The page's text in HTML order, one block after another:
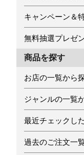
キャンペーン＆
無料抽選プレゼ
商品を探す
お店の一覧から
ジャンルの一覧
最近チェックし
過去のご注文一